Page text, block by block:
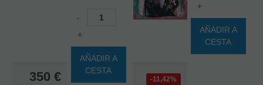
350 €
ADICIONAL,
CONSÚLTENOS
REALIZAR SU
PEDIDO
-
+
AÑADIR A
CESTA
11,42%
+
AÑADIR A
CESTA